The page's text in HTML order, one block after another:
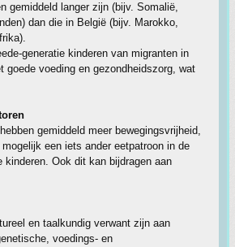
gemiddeld langer zijn (bijv. Somalië,
dan die in België (bijv. Marokko,
generatie kinderen van migranten in
goede voeding en gezondheidszorg, wat
gemiddeld meer bewegingsvrijheid,
een iets ander eetpatroon in de
kinderen. Ook dit kan bijdragen aan
en taalkundig verwant zijn aan
voedings- en